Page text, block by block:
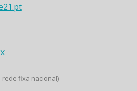
rede fixa nacional)